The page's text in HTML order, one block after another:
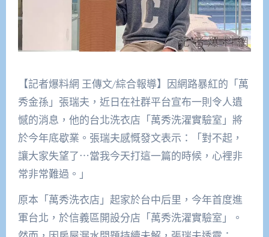
【記者爆料網 王傳文/綜合報導】因網路暴紅的「萬
秀金孫」張瑞夫，近日在社群平台宣布一則令人遺
憾的消息，他的台北洗衣店「萬秀洗濯實驗室」將
於今年底歇業。張瑞夫感慨發文表示：「對不起，
讓大家失望了⋯當我今天打這一篇的時候，心裡非
常非常難過。」
原本「萬秀洗衣店」起家於台中后里，今年首度進
軍台北，於信義區開設分店「萬秀洗濯實驗室」。